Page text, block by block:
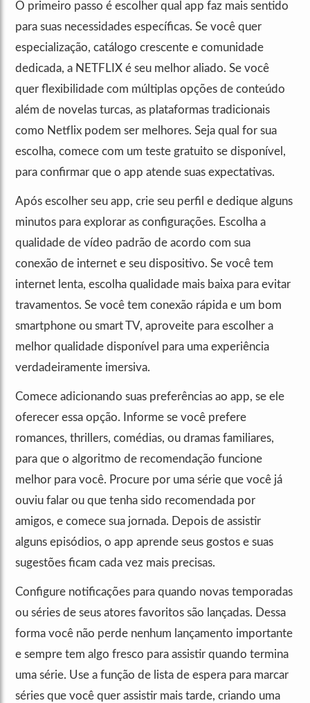
O primeiro passo é escolher qual app faz mais sentido
para suas necessidades específicas. Se você quer
especialização, catálogo crescente e comunidade
dedicada, a NETFLIX é seu melhor aliado. Se você
quer flexibilidade com múltiplas opções de conteúdo
além de novelas turcas, as plataformas tradicionais
como Netflix podem ser melhores. Seja qual for sua
escolha, comece com um teste gratuito se disponível,
para confirmar que o app atende suas expectativas.
Após escolher seu app, crie seu perfil e dedique alguns
minutos para explorar as configurações. Escolha a
qualidade de vídeo padrão de acordo com sua
conexão de internet e seu dispositivo. Se você tem
internet lenta, escolha qualidade mais baixa para evitar
travamentos. Se você tem conexão rápida e um bom
smartphone ou smart TV, aproveite para escolher a
melhor qualidade disponível para uma experiência
verdadeiramente imersiva.
Comece adicionando suas preferências ao app, se ele
oferecer essa opção. Informe se você prefere
romances, thrillers, comédias, ou dramas familiares,
para que o algoritmo de recomendação funcione
melhor para você. Procure por uma série que você já
ouviu falar ou que tenha sido recomendada por
amigos, e comece sua jornada. Depois de assistir
alguns episódios, o app aprende seus gostos e suas
sugestões ficam cada vez mais precisas.
Configure notificações para quando novas temporadas
ou séries de seus atores favoritos são lançadas. Dessa
forma você não perde nenhum lançamento importante
e sempre tem algo fresco para assistir quando termina
uma série. Use a função de lista de espera para marcar
séries que você quer assistir mais tarde, criando uma